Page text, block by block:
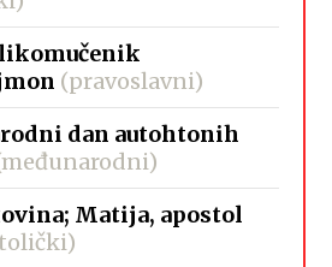
(pravoslavni)
dan autohtonih
Matija, apostol